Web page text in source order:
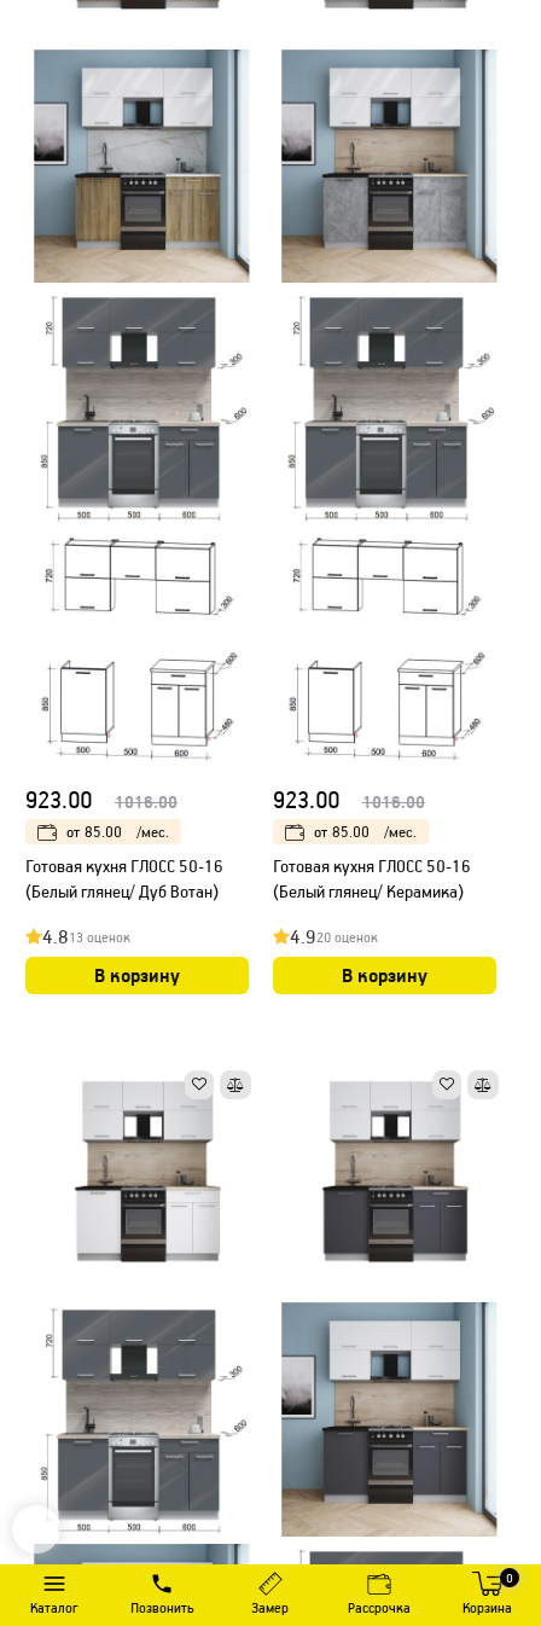
Каталог Позвонить Замер Рассрочка
0
Корзина
923.00 1016.00
от 85.00 /мес.
Готовая кухня ГЛОСС 50-16
(Белый глянец/ Дуб Вотан)
4.813 оценок
В корзину
923.00 1016.00
от 85.00 /мес.
Готовая кухня ГЛОСС 50-16
(Белый глянец/ Керамика)
4.920 оценок
В корзину